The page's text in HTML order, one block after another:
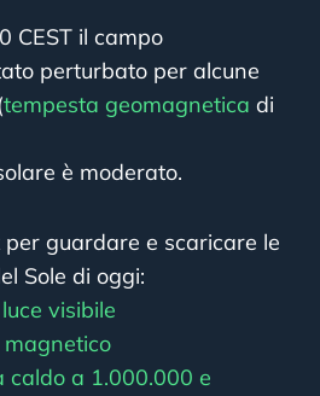
CEST il campo
perturbato per alcune
tempesta geomagnetica di
è moderato.
guardare e scaricare le
Sole di oggi:
visibile
caldo a 1.000.000 e